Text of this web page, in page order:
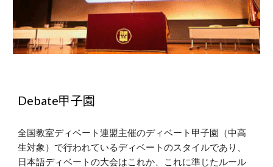
Debate甲子園
全国教室ディベート連盟主催のディベート甲子園（中高
生対象）で行われているディベートのスタイルであり、
日本語ディベートの大会はこれか、これに準じたルール